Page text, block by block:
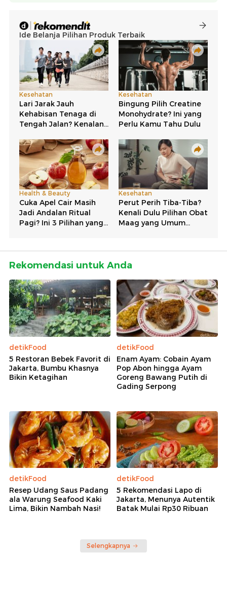
Rekomendasi untuk Anda
detikFood
5 Restoran Bebek Favorit di
Jakarta, Bumbu Khasnya
Bikin Ketagihan
detikFood
Enam Ayam: Cobain Ayam
Pop Abon hingga Ayam
Goreng Bawang Putih di
Gading Serpong
detikFood
Resep Udang Saus Padang
ala Warung Seafood Kaki
Lima, Bikin Nambah Nasi!
detikFood
5 Rekomendasi Lapo di
Jakarta, Menunya Autentik
Batak Mulai Rp30 Ribuan
Selengkapnya